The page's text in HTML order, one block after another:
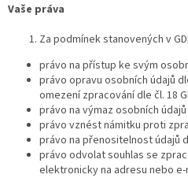
Vaše práva
Za podmínek stanovených v
právo na přístup ke svým
právo opravu osobních údajů
omezení zpracování dle čl. 18
právo na výmaz osobních údajů
právo vznést námitku proti
právo na přenositelnost údajů
právo odvolat souhlas se
elektronicky na adresu nebo